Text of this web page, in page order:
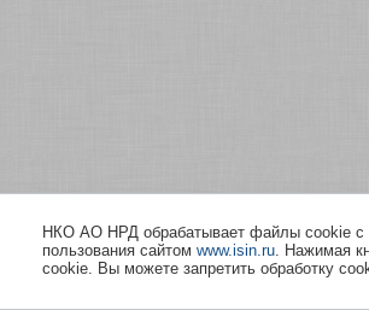
НКО АО НРД обрабатывает файлы сookie с
пользования сайтомwww.isin.ru. Нажимая
cookie. Вы можете запретить обработку